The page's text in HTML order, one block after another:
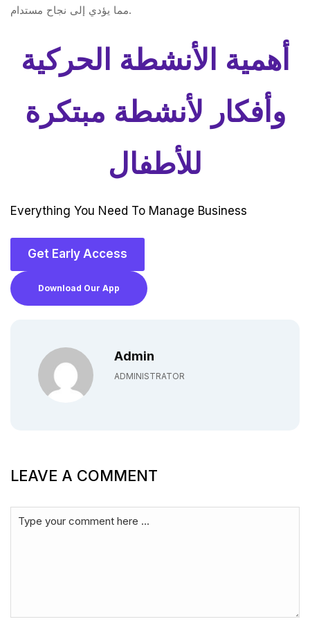
مما يؤدي إلى نجاح مستدام.
أهمية الأنشطة الحركية
وأفكار لأنشطة مبتكرة
للأطفال
Everything You Need To Manage Business
Get Early Access
Download Our App
Admin
ADMINISTRATOR
LEAVE A COMMENT